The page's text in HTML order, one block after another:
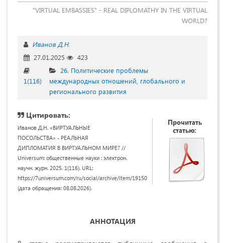
"VIRTUAL EMBASSIES" - REAL DIPLOMATHY IN THE VIRTUAL
WORLD?
Иванов Д.Н.
27.01.2025
423
1(116)
26. Политические проблемы
международных отношений, глобального и
регионального развития
Цитировать:
Иванов Д.Н. «ВИРТУАЛЬНЫЕ
ПОСОЛЬСТВА» - РЕАЛЬНАЯ
ДИПЛОМАТИЯ В ВИРТУАЛЬНОМ МИРЕ? //
Universum: общественные науки : электрон.
научн. журн. 2025. 1(116). URL:
https://7universum.com/ru/social/archive/item/19150
(дата обращения: 08.08.2026).
Прочитать
статью:
АННОТАЦИЯ